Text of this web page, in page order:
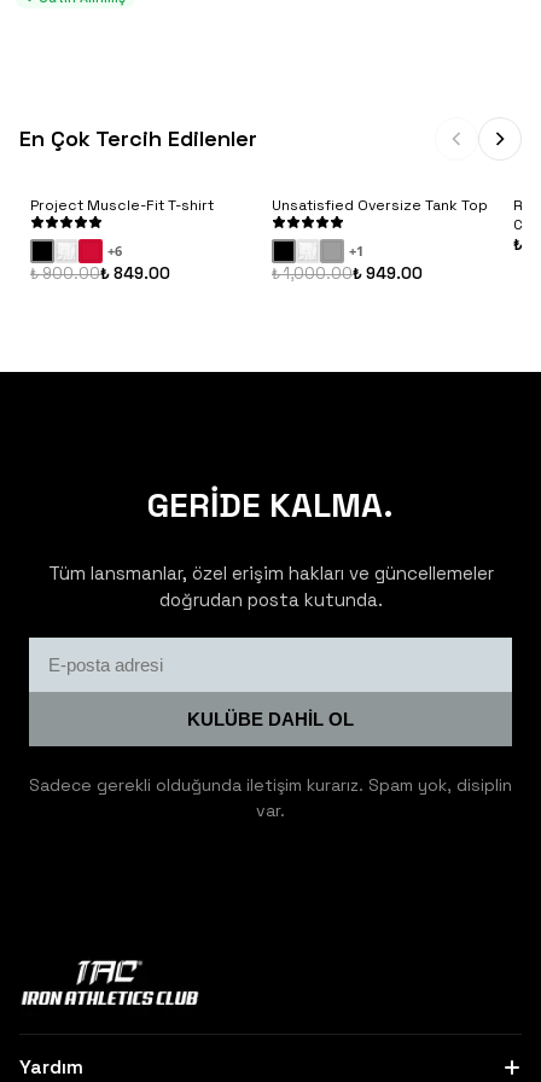
En Çok Tercih Edilenler
Project Muscle-Fit T-shirt
+6
₺ 900.00₺ 849.00
Unsatisfied Oversize Tank Top
+1
₺ 1,000.00₺ 949.00
₺
GERİDE KALMA.
Tüm lansmanlar, özel erişim hakları ve güncellemeler
doğrudan posta kutunda.
KULÜBE DAHİL OL
Sadece gerekli olduğunda iletişim kurarız. Spam yok, disiplin
var.
Yardım